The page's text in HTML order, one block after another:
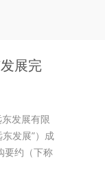
展完
发展有限
发展”）成
要约（下称